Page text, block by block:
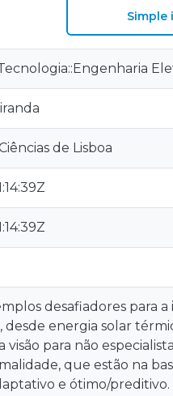
Simple
de Lisboa
desafiadores para
desde energia solar
visão para não
que estão na
e ótimo/preditivo.